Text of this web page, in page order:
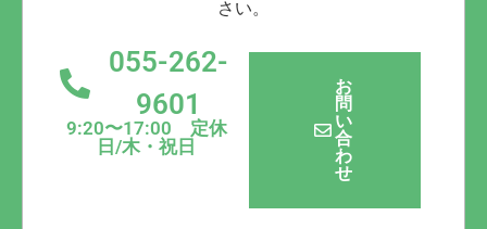
さい。
055-262-
9601
9:20〜17:00 定休
日/木・祝日
お
問
い
合
わ
せ